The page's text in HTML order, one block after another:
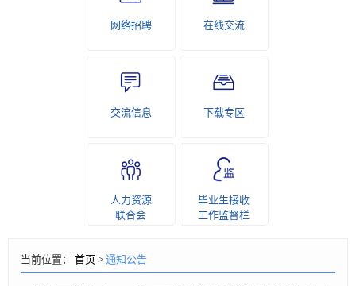
网络招聘 在线交流
交流信息 下载专区
人力资源
联合会
毕业生接收
工作监督栏
当前位置： 首页 > 通知公告